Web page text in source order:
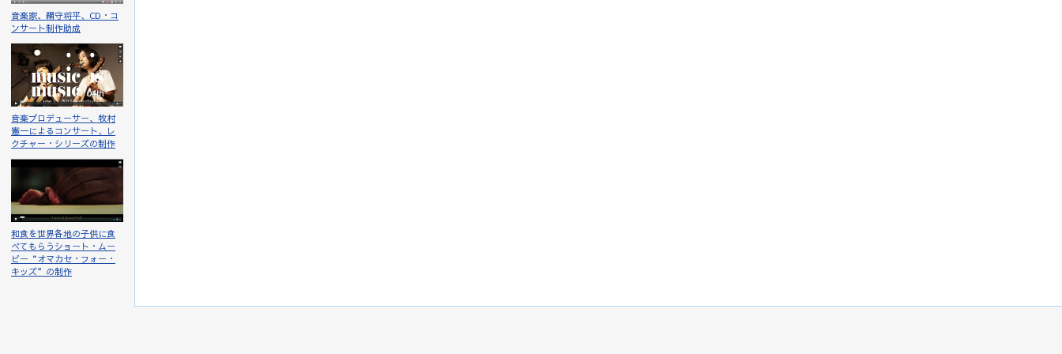
音楽家、網守将平、CD・コ
ンサート制作助成
音楽プロデューサー、牧村
憲一によるコンサート、レ
クチャー・シリーズの制作
和食を世界各地の子供に食
べてもらうショート・ムー
ビー“オマカセ・フォー・
キッズ”の制作